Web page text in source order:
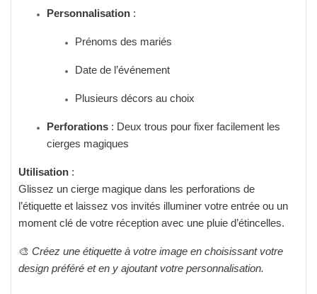
Personnalisation :
Prénoms des mariés
Date de l’événement
Plusieurs décors au choix
Perforations : Deux trous pour fixer facilement les
cierges magiques
Utilisation :
Glissez un cierge magique dans les perforations de
l’étiquette et laissez vos invités illuminer votre entrée ou un
moment clé de votre réception avec une pluie d’étincelles.
🎨 Créez une étiquette à votre image en choisissant votre
design préféré et en y ajoutant votre personnalisation.